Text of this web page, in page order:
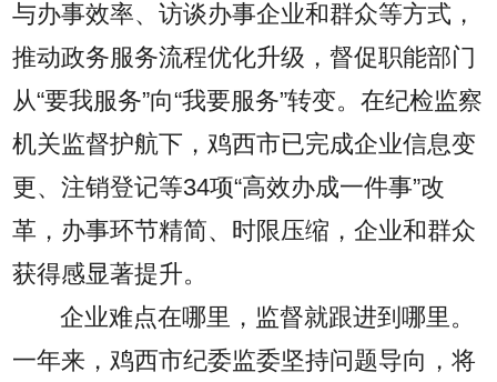
与办事效率、访谈办事企业和群众等方式，
推动政务服务流程优化升级，督促职能部门
从“要我服务”向“我要服务”转变。在纪检监察
机关监督护航下，鸡西市已完成企业信息变
更、注销登记等34项“高效办成一件事”改
革，办事环节精简、时限压缩，企业和群众
获得感显著提升。
企业难点在哪里，监督就跟进到哪里。
一年来，鸡西市纪委监委坚持问题导向，将